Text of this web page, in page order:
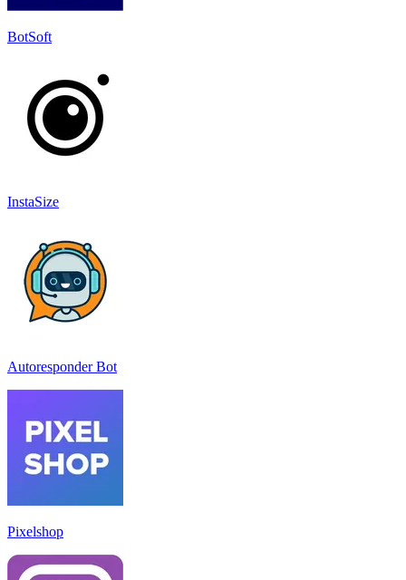
BotSoft
InstaSize
Autoresponder Bot
Pixelshop